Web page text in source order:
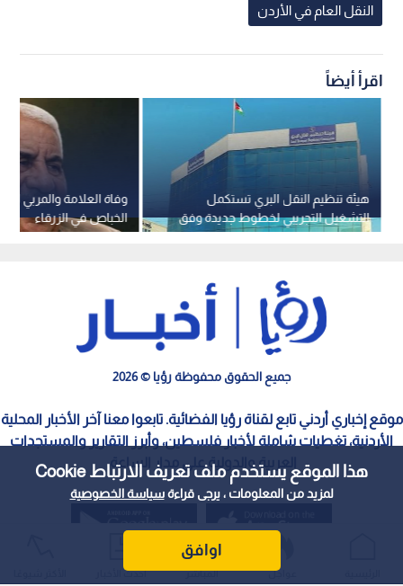
هذا الموقع يستخدم ملف تعريف الارتباط Cookie
لمزيد من المعلومات ، يرجى قراءةسياسة الخصوصية
اوافق
النقل العام في الأردن
اقرأ أيضاً
وفاة العلامة والمربي
الخباص في الزرقاء
هيئة تنظيم النقل البري تستكمل
التشغيل التجريبي لخطوط جديدة وفق
الجدول الزمني المعلن
جميع الحقوق محفوظة رؤيا © 2026
موقع إخباري أردني تابع لقناة رؤيا الفضائية. تابعوا معنا آخر الأخبار المحلية
الأردنية، تغطيات شاملة لأخبار فلسطين، وأبرز التقارير والمستجدات
العربية والدولية على مدار الساعة.
عواجل المباشر أحدث الأخبار